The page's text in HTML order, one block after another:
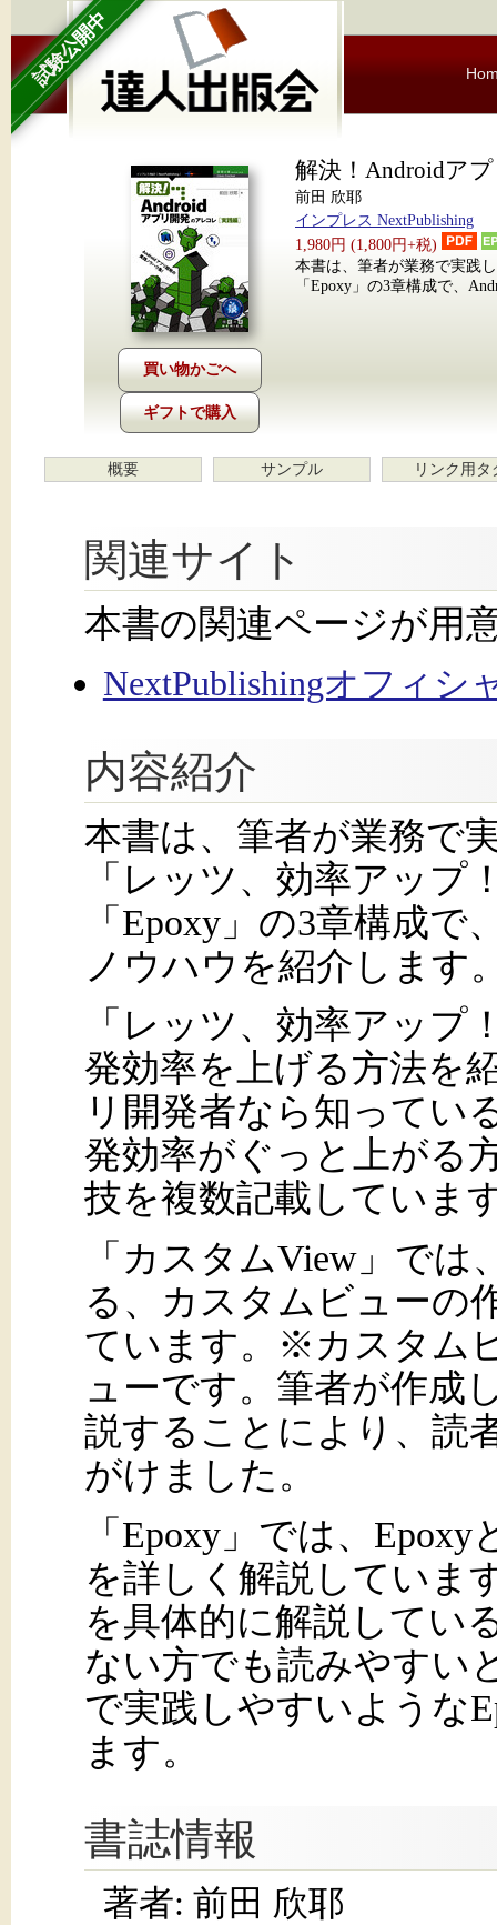
試験公開中
ギフトで購入
解決！Androidア
前田 欣耶
インプレス NextPublishing
1,980円 (1,800円+税)
本書は、筆者が業務で実践
「Epoxy」の3章構成で、
概要 サンプル リンク用タ
関連サイト
本書の関連ページが用
NextPublishingオフィシ
内容紹介
本書は、筆者が業務で
「レッツ、効率アップ
「Epoxy」の3章構成
ノウハウを紹介します
「レッツ、効率アップ
発効率を上げる方法を
リ開発者なら知ってい
発効率がぐっと上がる
技を複数記載していま
「カスタムView」で
る、カスタムビューの
ています。※カスタム
ューです。筆者が作成
説することにより、読
がけました。
「Epoxy」では、
を詳しく解説していま
を具体的に解説してい
ない方でも読みやすい
で実践しやすいような
ます。
書誌情報
著者: 前田 欣耶